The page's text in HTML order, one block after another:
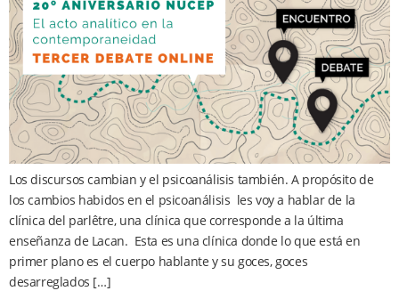
Los discursos cambian y el psicoanálisis también. A propósito de
los cambios habidos en el psicoanálisis les voy a hablar de la
clínica del parlêtre, una clínica que corresponde a la última
enseñanza de Lacan. Esta es una clínica donde lo que está en
primer plano es el cuerpo hablante y su goces, goces
desarreglados […]